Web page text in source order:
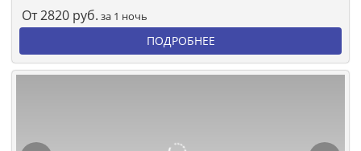
От2820 руб. за 1 ночь
ПОДРОБНЕЕ